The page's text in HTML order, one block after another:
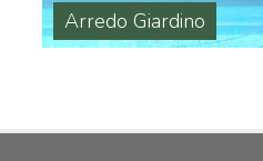
Arredo Giardino